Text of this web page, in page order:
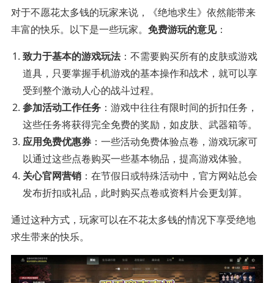
对于不愿花太多钱的玩家来说，《绝地求生》依然能带来
丰富的快乐。以下是一些玩家。 免费游玩的意见：
致力于基本的游戏玩法：不需要购买所有的皮肤或游戏
道具，只要掌握手机游戏的基本操作和战术，就可以享
受到整个激动人心的战斗过程。
参加活动工作任务 ：游戏中往往有限时间的折扣任务，
这些任务将获得完全免费的奖励，如皮肤、武器箱等。
应用免费优惠券 ：一些活动免费体验点卷，游戏玩家可
以通过这些点卷购买一些基本物品，提高游戏体验。
关心官网营销 ：在节假日或特殊活动中，官方网站总会
发布折扣或礼品，此时购买点卷或资料片会更划算。
通过这种方式，玩家可以在不花太多钱的情况下享受绝地
求生带来的快乐。